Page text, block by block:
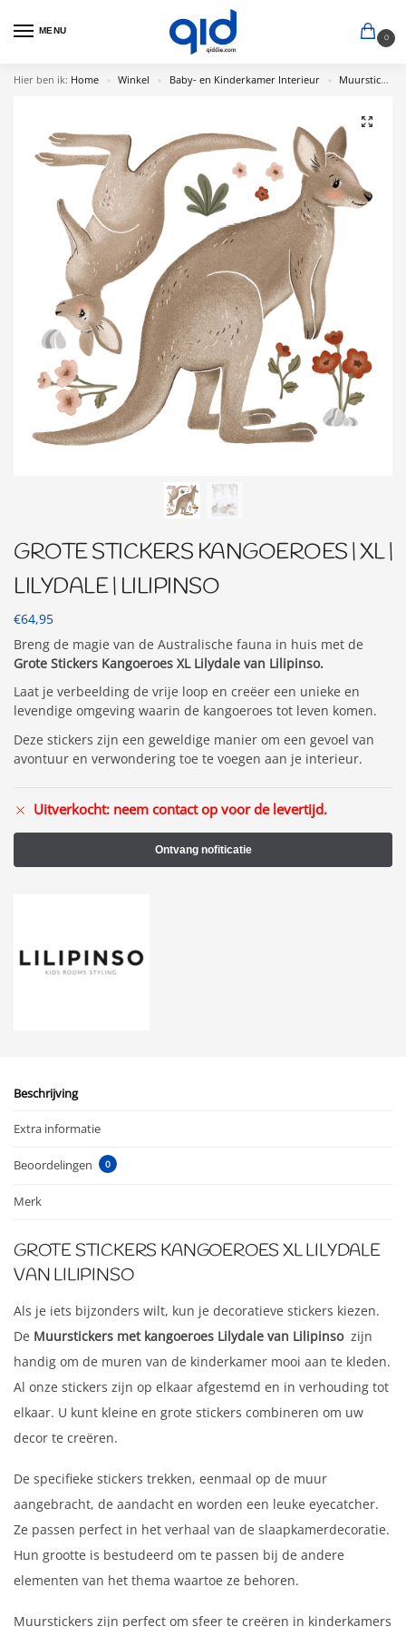
MENU
0
Hier ben ik: Home » Winkel » Baby- en Kinderkamer Interieur » Muurstickers Babykamer
GROTE STICKERS KANGOEROES | XL |
LILYDALE | LILIPINSO
€64,95
Breng de magie van de Australische fauna in huis met de
Grote Stickers Kangoeroes XL Lilydale van Lilipinso.
Laat je verbeelding de vrije loop en creëer een unieke en
levendige omgeving waarin de kangoeroes tot leven komen.
Deze stickers zijn een geweldige manier om een gevoel van
avontuur en verwondering toe te voegen aan je interieur.
Uitverkocht: neem contact op voor de levertijd.
Beschrijving
Extra informatie
Beoordelingen 0
Merk
GROTE STICKERS KANGOEROES XL LILYDALE
VAN LILIPINSO
Als je iets bijzonders wilt, kun je decoratieve stickers kiezen.
De Muurstickers met kangoeroes Lilydale van Lilipinso zijn
handig om de muren van de kinderkamer mooi aan te kleden.
Al onze stickers zijn op elkaar afgestemd en in verhouding tot
elkaar. U kunt kleine en grote stickers combineren om uw
decor te creëren.
De specifieke stickers trekken, eenmaal op de muur
aangebracht, de aandacht en worden een leuke eyecatcher.
Ze passen perfect in het verhaal van de slaapkamerdecoratie.
Hun grootte is bestudeerd om te passen bij de andere
elementen van het thema waartoe ze behoren.
Muurstickers zijn perfect om sfeer te creëren in kinderkamers